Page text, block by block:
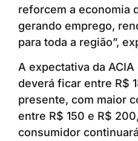
reforcem a economia
gerando emprego,
para toda a região”,
A expectativa da
deverá ficar entre R$
presente, com maior
entre R$ 150 e R$
consumidor